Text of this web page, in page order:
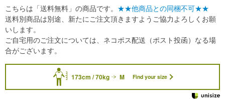
173cm / 70kg M Find your size
こちらは「送料無料」の商品です。 ★★他商品との同梱不可★★
送料別商品は別途、新たにご注文頂きますようご協力よろしくお願
いします。
ご自宅用のご注文については、ネコポス配送（ポスト投函）なる場
合がございます。